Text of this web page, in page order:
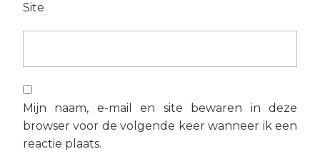
Site
Mijn naam, e-mail en site bewaren in deze
browser voor de volgende keer wanneer ik een
reactie plaats.